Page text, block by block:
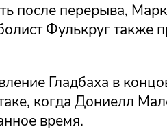
после перерыва,
Фулькруг также
Гладбаха в
когда Дониелл
время.